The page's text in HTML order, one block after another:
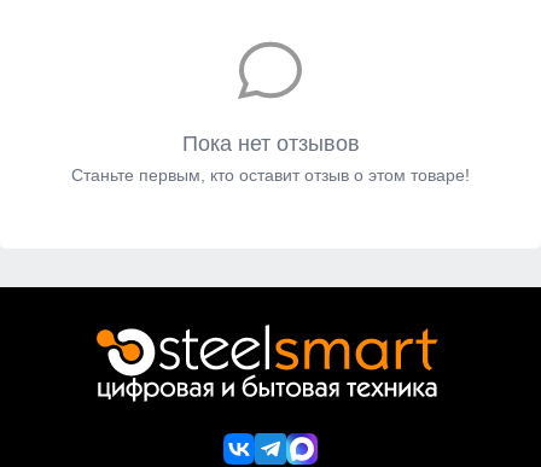
Пока нет отзывов
Станьте первым, кто оставит отзыв о этом товаре!